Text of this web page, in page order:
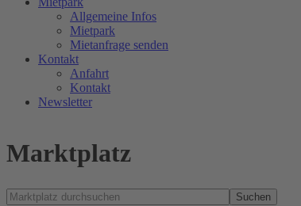
Allgemeine Infos
Mietpark
Mietanfrage senden
Kontakt
Anfahrt
Kontakt
Newsletter
Marktplatz
Suchen